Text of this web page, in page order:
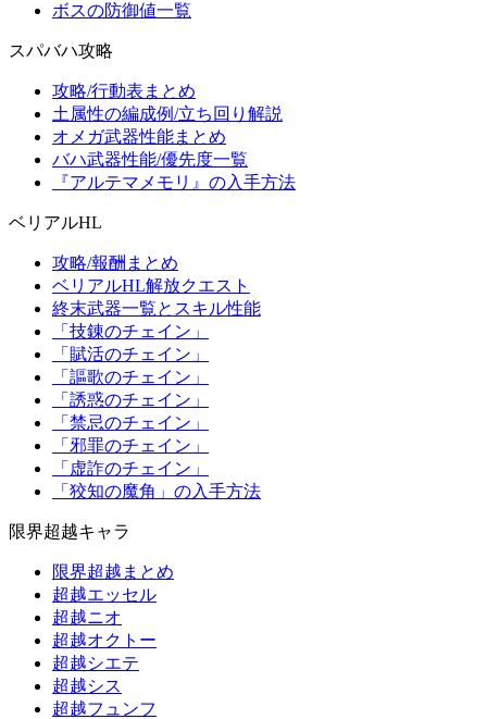
ボスの防御値一覧
スパバハ攻略
攻略/行動表まとめ
土属性の編成例/立ち回り解説
オメガ武器性能まとめ
バハ武器性能/優先度一覧
『アルテマメモリ』の入手方法
ベリアルHL
攻略/報酬まとめ
ベリアルHL解放クエスト
終末武器一覧とスキル性能
「技錬のチェイン」
「賦活のチェイン」
「謳歌のチェイン」
「誘惑のチェイン」
「禁忌のチェイン」
「邪罪のチェイン」
「虚詐のチェイン」
「狡知の魔角」の入手方法
限界超越キャラ
限界超越まとめ
超越エッセル
超越ニオ
超越オクトー
超越シエテ
超越シス
超越フュンフ